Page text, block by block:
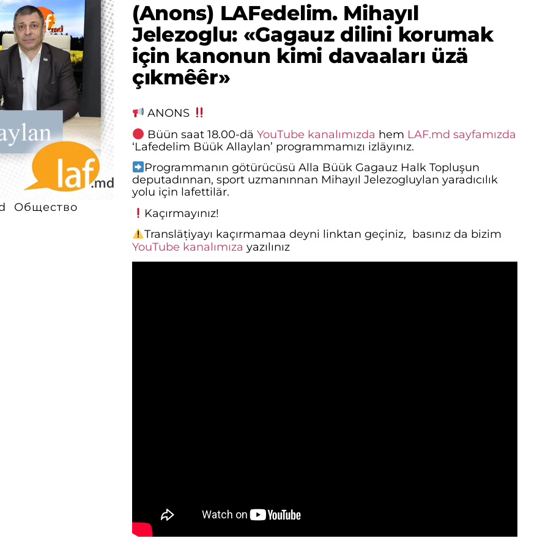
Общество
(Anons) LAFedelim. Mihayıl
Jelezoglu: «Gagauz dilini korumak
için kanonun kimi davaaları üzä
çıkmêêr»
ANONS
Büün saat 18.00-dä YouTube kanalımızda hem LAF.md sayfamızda
‘Lafedelim Büük Allaylan’ programmamızı izläyınız.
Programmanın götürücüsü Alla Büük Gagauz Halk Topluşun
deputadınnan, sport uzmanınnan Mihayıl Jelezogluylan yaradıcılık
yolu için lafettilär.
Kaçırmayınız!
Transläțiyayı kaçırmamaa deyni linktan geçiniz, basınız da bizim
YouTube kanalımıza yazılınız